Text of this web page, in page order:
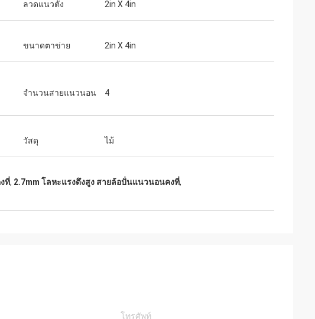
ลวดแนวตั้ง 2in X 4in
ขนาดตาข่าย 2in X 4in
จำนวนสายแนวนอน 4
วัสดุ ไม้
ที่, 2.7mm โลหะแรงดึงสูง สายล้อปั่นแนวนอนคงที่,